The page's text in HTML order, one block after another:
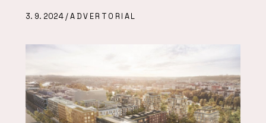
3. 9. 2024 /ADVERTORIAL